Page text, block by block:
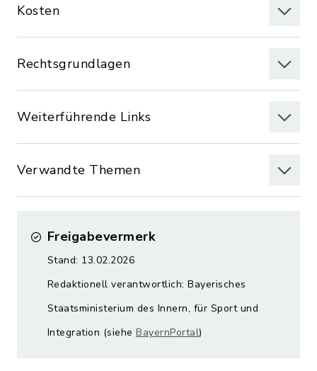
Kosten
Rechtsgrundlagen
Weiterführende Links
Verwandte Themen
Freigabevermerk
Stand: 13.02.2026
Redaktionell verantwortlich: Bayerisches
Staatsministerium des Innern, für Sport und
Integration (siehe BayernPortal)